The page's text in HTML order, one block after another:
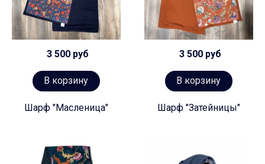
3 500 руб
В корзину
Шарф "Масленица"
3 500 руб
В корзину
Шарф "Затейницы"